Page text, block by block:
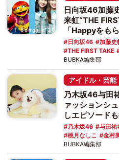
日向坂46加藤
来虹“THE
「Happyをも
日向坂46 加藤史
THE FIRST TAKE
BUBKA編集部
アイドル・芸能
乃木坂46与田
ァッションシ
しエピソード
乃木坂46 与田祐
桃月なしこ
金村
BUBKA編集部